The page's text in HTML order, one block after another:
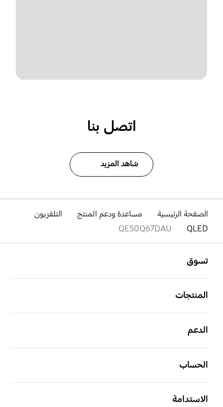
اتصل بنا
شاهد المزيد
الصفحة الرئيسية مساعدة ودعم المنتج
التلفزيون
QLED
QE50Q67DAU
تسوق
المنتجات
الدعم
الحساب
الاستدامة